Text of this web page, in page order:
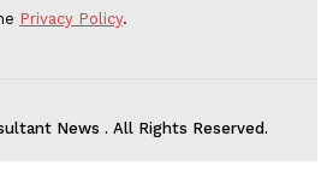
Privacy Policy.
News . All Rights Reserved.